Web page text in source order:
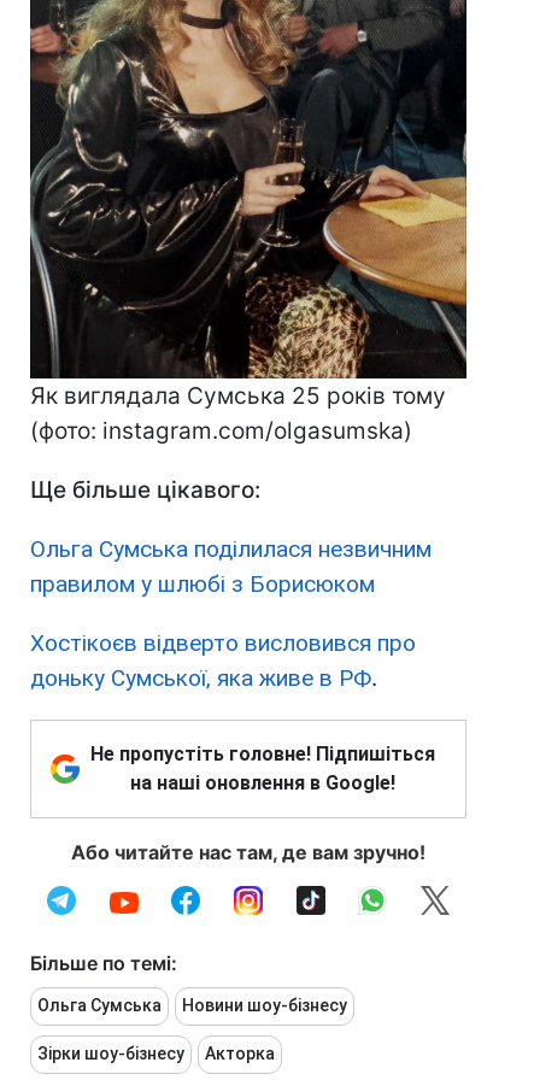
Як виглядала Сумська 25 років тому
(фото: instagram.com/olgasumska)
Ще більше цікавого:
Ольга Сумська поділилася незвичним
правилом у шлюбі з Борисюком
Хостікоєв відверто висловився про
доньку Сумської, яка живе в РФ.
Не пропустіть головне! Підпишіться
на наші оновлення в Google!
Або читайте нас там, де вам зручно!
Більше по темі:
Ольга Сумська Новини шоу-бізнесу
Зірки шоу-бізнесу Акторка